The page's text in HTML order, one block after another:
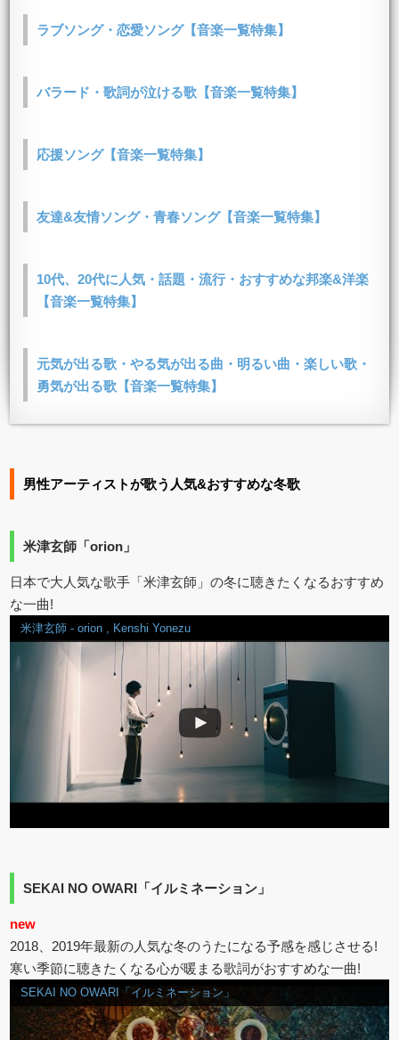
ラブソング・恋愛ソング【音楽一覧特集】
バラード・歌詞が泣ける歌【音楽一覧特集】
応援ソング【音楽一覧特集】
友達&友情ソング・青春ソング【音楽一覧特集】
10代、20代に人気・話題・流行・おすすめな邦楽&洋楽
【音楽一覧特集】
元気が出る歌・やる気が出る曲・明るい曲・楽しい歌・
勇気が出る歌【音楽一覧特集】
男性アーティストが歌う人気&おすすめな冬歌
米津玄師「orion」
日本で大人気な歌手「米津玄師」の冬に聴きたくなるおすすめ
な一曲!
米津玄師 - orion , Kenshi Yonezu
SEKAI NO OWARI「イルミネーション」
new
2018、2019年最新の人気な冬のうたになる予感を感じさせる!
寒い季節に聴きたくなる心が暖まる歌詞がおすすめな一曲!
SEKAI NO OWARI「イルミネーション」